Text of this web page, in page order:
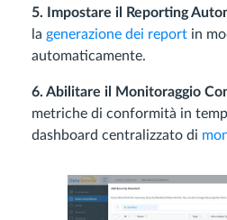
5. Impostare il Reporting
la generazione dei report in
automaticamente.
6. Abilitare il Monitoraggio
metriche di conformità in
dashboard centralizzato di